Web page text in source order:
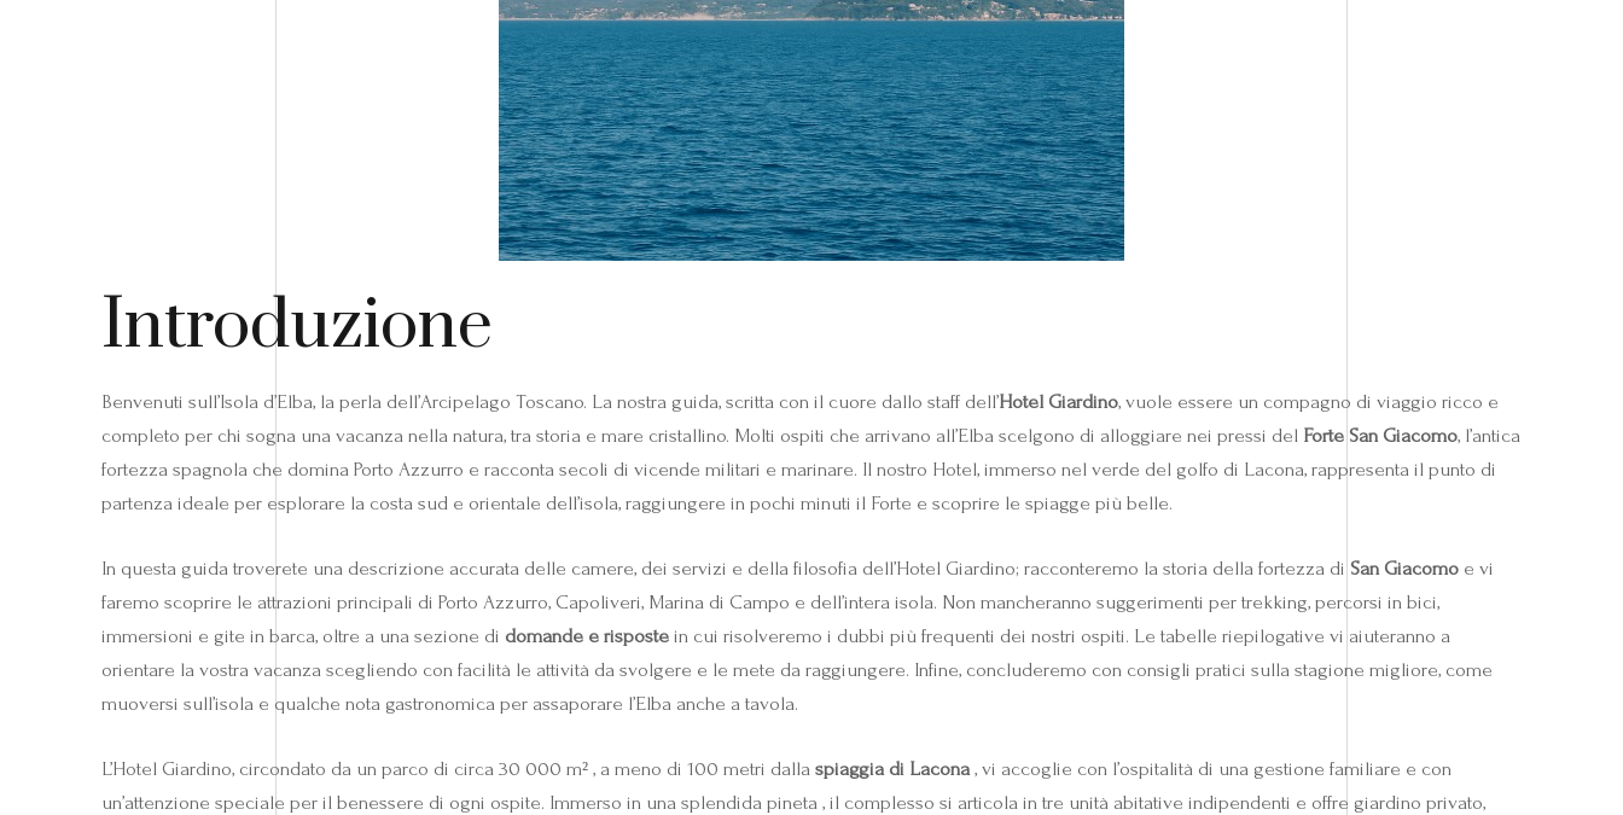
Introduzione
Benvenuti sull’Isola d’Elba, la perla dell’Arcipelago Toscano. La nostra guida, scritta con il cuore dallo staff dell’Hotel Giardino, vuole essere un compagno di viaggio ricco e
completo per chi sogna una vacanza nella natura, tra storia e mare cristallino. Molti ospiti che arrivano all’Elba scelgono di alloggiare nei pressi del Forte San Giacomo, l’antica
fortezza spagnola che domina Porto Azzurro e racconta secoli di vicende militari e marinare. Il nostro Hotel, immerso nel verde del golfo di Lacona, rappresenta il punto di
partenza ideale per esplorare la costa sud e orientale dell’isola, raggiungere in pochi minuti il Forte e scoprire le spiagge più belle.
In questa guida troverete una descrizione accurata delle camere, dei servizi e della filosofia dell’Hotel Giardino; racconteremo la storia della fortezza di San Giacomo e vi
faremo scoprire le attrazioni principali di Porto Azzurro, Capoliveri, Marina di Campo e dell’intera isola. Non mancheranno suggerimenti per trekking, percorsi in bici,
immersioni e gite in barca, oltre a una sezione di domande e risposte in cui risolveremo i dubbi più frequenti dei nostri ospiti. Le tabelle riepilogative vi aiuteranno a
orientare la vostra vacanza scegliendo con facilità le attività da svolgere e le mete da raggiungere. Infine, concluderemo con consigli pratici sulla stagione migliore, come
muoversi sull’isola e qualche nota gastronomica per assaporare l’Elba anche a tavola.
L’Hotel Giardino, circondato da un parco di circa 30 000 m² , a meno di 100 metri dalla spiaggia di Lacona, vi accoglie con l’ospitalità di una gestione familiare e con
un’attenzione speciale per il benessere di ogni ospite. Immerso in una splendida pineta , il complesso si articola in tre unità abitative indipendenti e offre giardino privato,